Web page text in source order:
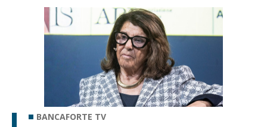
BANCAFORTE TV